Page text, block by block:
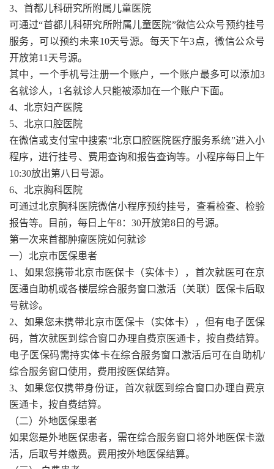
3、首都儿科研究所附属儿童医院
可通过“首都儿科研究所附属儿童医院”微信公众号预约挂号
服务，可以预约未来10天号源。每天下午3点，微信公众号
开放第11天号源。
其中，一个手机号注册一个账户，一个账户最多可以添加3
名就诊人，1名就诊人只能被添加在一个账户下面。
4、北京妇产医院
5、北京口腔医院
在微信或支付宝中搜索“北京口腔医院医疗服务系统”进入小
程序，进行挂号、费用查询和报告查询等。小程序每日上午
10:30放出第八日号源。
6、北京胸科医院
可通过北京胸科医院微信小程序预约挂号，查看检查、检验
报告等。目前，每日上午8：30开放第8日的号源。
第一次来首都肿瘤医院如何就诊
一）北京市医保患者
1、如果您携带北京市医保卡（实体卡），首次就医可在京
医通自助机或各楼层综合服务窗口激活（关联）医保卡后取
号就诊。
2、如果您未携带北京市医保卡（实体卡），但有电子医保
码，首次就医到综合窗口办理自费京医通卡，按自费结算。
电子医保码需持实体卡在综合服务窗口激活后可在自助机/
综合服务窗口使用，费用按医保结算。
3、如果您仅携带身份证，首次就医到综合窗口办理自费京
医通卡，按自费结算。
（二）外地医保患者
如果您是外地医保患者，需在综合服务窗口将外地医保卡激
活，后取号并缴费。费用按外地医保结算。